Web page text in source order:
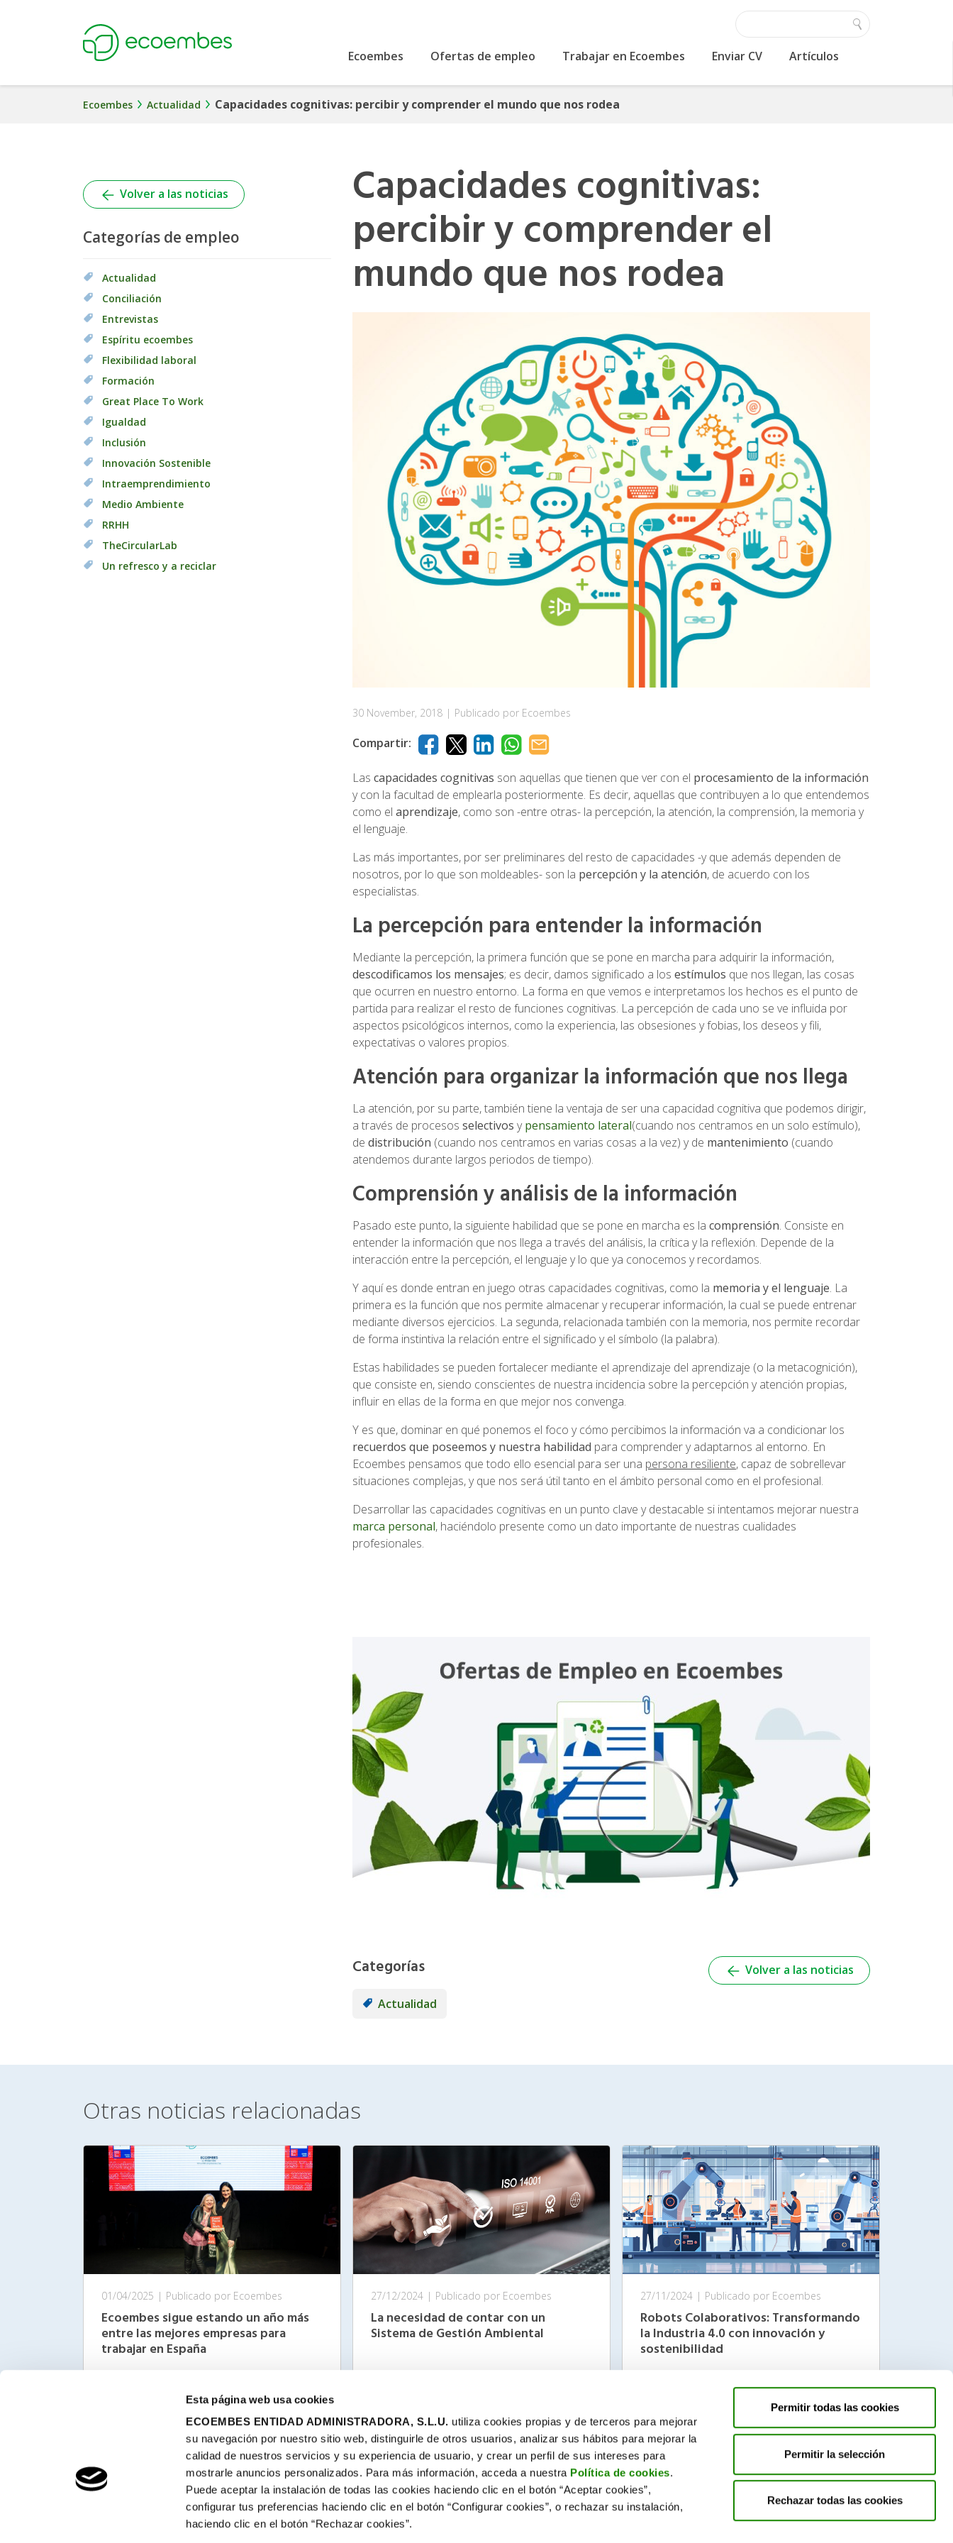
Esta página web usa cookies
ECOEMBES ENTIDAD ADMINISTRADORA, S.L.U. utiliza cookies propias y de terceros para mejorar
su navegación por nuestro sitio web, distinguirle de otros usuarios, analizar sus hábitos para mejorar la
calidad de nuestros servicios y su experiencia de usuario, y crear un perfil de sus intereses para
mostrarle anuncios personalizados. Para más información, acceda a nuestra Política de cookies.
Puede aceptar la instalación de todas las cookies haciendo clic en el botón “Aceptar cookies”,
configurar tus preferencias haciendo clic en el botón “Configurar cookies”, o rechazar su instalación,
haciendo clic en el botón “Rechazar cookies”.
Permitir todas las cookies
Permitir la selección
Rechazar todas las cookies
Ecoembes
Ofertas de empleo Trabajar en Ecoembes Enviar CV Artículos
Ecoembes Actualidad Capacidades cognitivas: percibir y comprender el mundo que nos rodea
Volver a las noticias
Categorías de empleo
Actualidad
Conciliación
Entrevistas
Espíritu ecoembes
Flexibilidad laboral
Formación
Great Place To Work
Igualdad
Inclusión
Innovación Sostenible
Intraemprendimiento
Medio Ambiente
RRHH
TheCircularLab
Un refresco y a reciclar
Capacidades cognitivas:
percibir y comprender el
mundo que nos rodea
30 November, 2018 | Publicado por Ecoembes
Compartir:
Las capacidades cognitivas son aquellas que tienen que ver con el procesamiento de la información
y con la facultad de emplearla posteriormente. Es decir, aquellas que contribuyen a lo que entendemos
como el aprendizaje, como son -entre otras- la percepción, la atención, la comprensión, la memoria y
el lenguaje.
Las más importantes, por ser preliminares del resto de capacidades -y que además dependen de
nosotros, por lo que son moldeables- son la percepción y la atención, de acuerdo con los
especialistas.
La percepción para entender la información
Mediante la percepción, la primera función que se pone en marcha para adquirir la información,
descodificamos los mensajes; es decir, damos significado a los estímulos que nos llegan, las cosas
que ocurren en nuestro entorno. La forma en que vemos e interpretamos los hechos es el punto de
partida para realizar el resto de funciones cognitivas. La percepción de cada uno se ve influida por
aspectos psicológicos internos, como la experiencia, las obsesiones y fobias, los deseos y fili,
expectativas o valores propios.
Atención para organizar la información que nos llega
La atención, por su parte, también tiene la ventaja de ser una capacidad cognitiva que podemos dirigir,
a través de procesos selectivos ypensamiento lateral(cuando nos centramos en un solo estímulo),
de distribución (cuando nos centramos en varias cosas a la vez) y de mantenimiento (cuando
atendemos durante largos periodos de tiempo).
Comprensión y análisis de la información
Pasado este punto, la siguiente habilidad que se pone en marcha es la comprensión. Consiste en
entender la información que nos llega a través del análisis, la crítica y la reflexión. Depende de la
interacción entre la percepción, el lenguaje y lo que ya conocemos y recordamos.
Y aquí es donde entran en juego otras capacidades cognitivas, como la memoria y el lenguaje. La
primera es la función que nos permite almacenar y recuperar información, la cual se puede entrenar
mediante diversos ejercicios. La segunda, relacionada también con la memoria, nos permite recordar
de forma instintiva la relación entre el significado y el símbolo (la palabra).
Estas habilidades se pueden fortalecer mediante el aprendizaje del aprendizaje (o la metacognición),
que consiste en, siendo conscientes de nuestra incidencia sobre la percepción y atención propias,
influir en ellas de la forma en que mejor nos convenga.
Y es que, dominar en qué ponemos el foco y cómo percibimos la información va a condicionar los
recuerdos que poseemos y nuestra habilidad para comprender y adaptarnos al entorno. En
Ecoembes pensamos que todo ello esencial para ser una persona resiliente, capaz de sobrellevar
situaciones complejas, y que nos será útil tanto en el ámbito personal como en el profesional.
Desarrollar las capacidades cognitivas en un punto clave y destacable si intentamos mejorar nuestra
marca personal, haciéndolo presente como un dato importante de nuestras cualidades
profesionales.
Volver a las noticias
Categorías
Actualidad
Otras noticias relacionadas
01/04/2025 | Publicado por Ecoembes
Ecoembes sigue estando un año más
entre las mejores empresas para
trabajar en España
27/12/2024 | Publicado por Ecoembes
La necesidad de contar con un
Sistema de Gestión Ambiental
27/11/2024 | Publicado por Ecoembes
Robots Colaborativos: Transformando
la Industria 4.0 con innovación y
sostenibilidad
Ecoembes
En Ecoembes trabajamos por un futuro sin residuos
Contacto
twitterfacebookyoutube